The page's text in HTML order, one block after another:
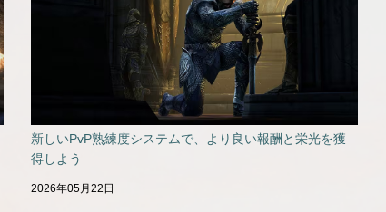
新しいPvP熟練度システムで、より良い報酬と栄光を獲
得しよう
2026年05月22日